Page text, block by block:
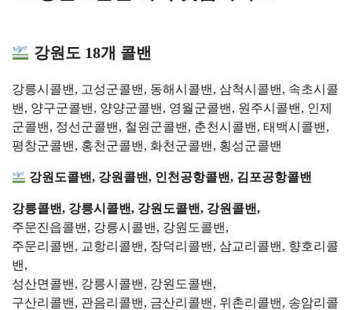
강원도 18개 콜밴
강릉시콜밴, 고성군콜밴, 동해시콜밴, 삼척시콜밴, 속초시콜
밴, 양구군콜밴, 양양군콜밴, 영월군콜밴, 원주시콜밴, 인제
군콜밴, 정선군콜밴, 철원군콜밴, 춘천시콜밴, 태백시콜밴,
평창군콜밴, 홍천군콜밴, 화천군콜밴, 횡성군콜밴
강원도콜밴, 강원콜밴, 인천공항콜밴, 김포공항콜밴
강릉콜밴, 강릉시콜밴, 강원도콜밴, 강원콜밴,
주문진읍콜밴, 강릉시콜밴, 강원도콜밴,
주문리콜밴, 교항리콜밴, 장덕리콜밴, 삼교리콜밴, 향호리콜
밴,
성산면콜밴, 강릉시콜밴, 강원도콜밴,
구산리콜밴, 관음리콜밴, 금산리콜밴, 위촌리콜밴, 송암리콜